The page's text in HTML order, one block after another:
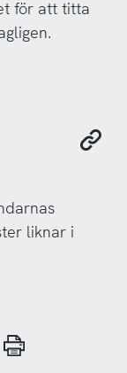
för att titta
liknar i